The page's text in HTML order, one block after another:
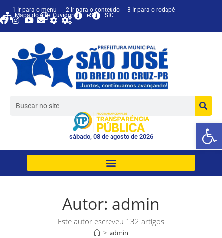
1 Ir para o menu 2 Ir para o conteúdo 3 Ir para o rodapé
Mapa do site Ouvidoria eSIC SIC
sábado, 08 de agosto de 2026
Autor: admin
Este autor escreveu 132 artigos
> admin